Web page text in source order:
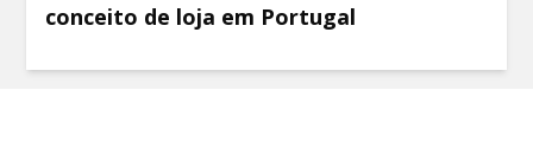
conceito de loja em Portugal